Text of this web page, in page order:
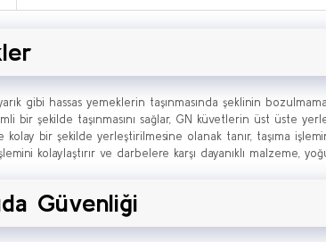
gibi hassas yemeklerin taşınmasında şeklinin
bir şekilde taşınmasını sağlar, GN küvetlerin üst üste
kolay bir şekilde yerleştirilmesine olanak tanır, taşıma
kolaylaştırır ve darbelere karşı dayanıklı malzeme,
Güvenliği